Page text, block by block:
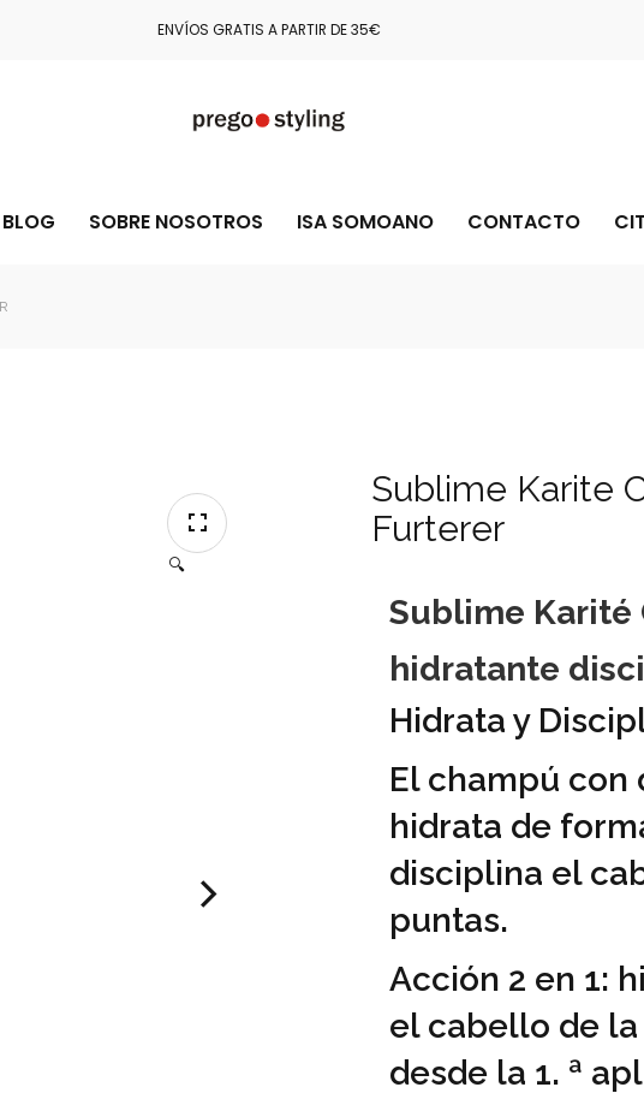
COMPRA CON TOTAL CONFIANZA GRACIAS A STRIPE Y PAYPAL
BLOG SOBRE NOSOTROS ISA SOMOANO CONTACTO
🔍
Sublime Karite
Furterer
Sublime Karité
hidratante
Hidrata y
El champú
hidrata de
disciplina el
puntas.
Acción 2 en 1:
el cabello de
desde la 1. ª